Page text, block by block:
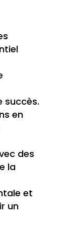
succès.
en
des
la
et
un